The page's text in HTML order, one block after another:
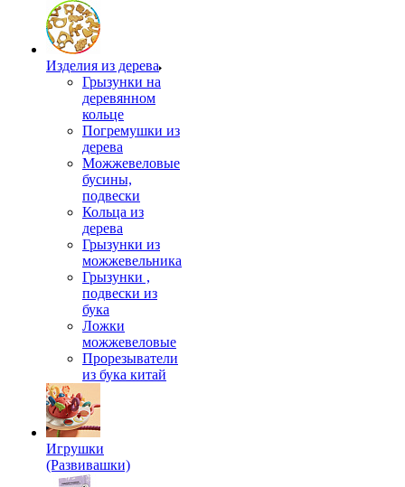
Изделия из дерева
Грызунки на
деревянном
кольце
Погремушки из
дерева
Можжевеловые
бусины,
подвески
Кольца из
дерева
Грызунки из
можжевельника
Грызунки ,
подвески из
бука
Ложки
можжевеловые
Прорезыватели
из бука китай
Игрушки
(Развивашки)